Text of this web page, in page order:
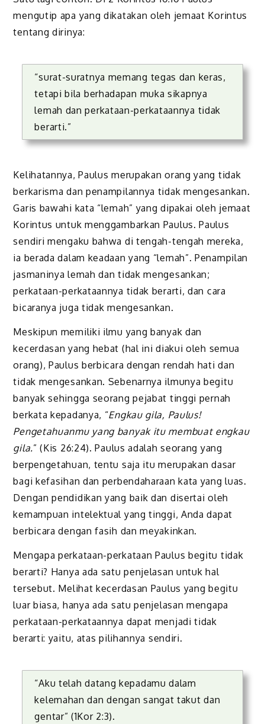
mengutip apa yang dikatakan oleh jemaat Korintus
tentang dirinya:
“surat-suratnya memang tegas dan keras,
tetapi bila berha­dapan muka sikapnya
lemah dan perkataan-perkataannya tidak
berarti.”
Kelihatannya, Paulus merupakan orang yang tidak
berkarisma dan penampilannya tidak mengesankan.
Garis bawahi kata “lemah” yang dipakai oleh jemaat
Korintus untuk menggambarkan Paulus. Paulus
sendiri mengaku bah­wa di tengah-tengah mereka,
ia berada dalam keadaan yang “lemah”. Penampilan
jasmaninya lemah dan tidak mengesan­kan;
perkataan-perkataannya tidak berarti, dan cara
bicaranya juga tidak mengesankan.
Meskipun memiliki ilmu yang banyak dan
kecerdasan yang hebat (hal ini diakui oleh semua
orang), Paulus berbicara dengan rendah hati dan
tidak mengesankan. Sebenarnya ilmunya begitu
banyak sehingga seorang pejabat tinggi pernah
berkata kepadanya, “Engkau gila, Paulus!
Pengetahuanmu yang banyak itu membuat engkau
gila.” (Kis 26:24). Paulus adalah seorang yang
berpengetahuan, tentu saja itu merupakan dasar
bagi kefasihan dan perbendaharaan kata yang luas.
Dengan pendidikan yang baik dan disertai oleh
kemampuan intelektual yang tinggi, Anda dapat
berbicara dengan fasih dan meyakinkan.
Mengapa perkataan-perkataan Paulus begitu tidak
berarti? Hanya ada satu penjelasan untuk hal
tersebut. Melihat kecerdasan Paulus yang begitu
luar biasa, hanya ada satu penjelasan mengapa
perkataan-perkataannya dapat menjadi tidak
berarti: yaitu, atas pilihannya sendiri.
“Aku telah datang kepadamu dalam
kelemahan dan dengan sangat takut dan
gentar” (1Kor 2:3).